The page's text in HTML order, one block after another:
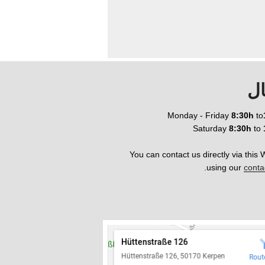
Monday - Friday8:30h to
Saturday8:30h to
You can contact us directly via this
using our